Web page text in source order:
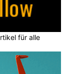
für alle